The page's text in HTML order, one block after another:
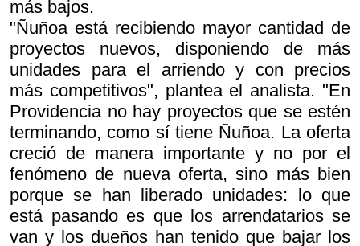
más bajos.
"Ñuñoa está recibiendo mayor cantidad de
proyectos nuevos, disponiendo de más
unidades para el arriendo y con precios
más competitivos", plantea el analista. "En
Providencia no hay proyectos que se estén
terminando, como sí tiene Ñuñoa. La oferta
creció de manera importante y no por el
fenómeno de nueva oferta, sino más bien
porque se han liberado unidades: lo que
está pasando es que los arrendatarios se
van y los dueños han tenido que bajar los